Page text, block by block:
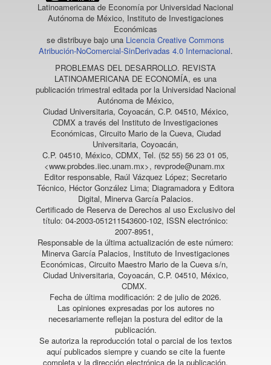
Latinoamericana de Economía por Universidad Nacional
Autónoma de México, Instituto de Investigaciones
Económicas
se distribuye bajo una Licencia Creative Commons
Atribución-NoComercial-SinDerivadas 4.0 Internacional.
PROBLEMAS DEL DESARROLLO. REVISTA
LATINOAMERICANA DE ECONOMÍA, es una
publicación trimestral editada por la Universidad Nacional
Autónoma de México,
Ciudad Universitaria, Coyoacán, C.P. 04510, México,
CDMX a través del Instituto de Investigaciones
Económicas, Circuito Mario de la Cueva, Ciudad
Universitaria, Coyoacán,
C.P. 04510, México, CDMX, Tel. (52 55) 56 23 01 05,
<www.probdes.iiec.unam.mx>, revprode@unam.mx
Editor responsable, Raúl Vázquez López; Secretario
Técnico, Héctor González Lima; Diagramadora y Editora
Digital, Minerva García Palacios.
Certificado de Reserva de Derechos al uso Exclusivo del
título: 04-2003-051211543600-102, ISSN electrónico:
2007-8951,
Responsable de la última actualización de este número:
Minerva García Palacios, Instituto de Investigaciones
Económicas, Circuito Maestro Mario de la Cueva s/n,
Ciudad Universitaria, Coyoacán, C.P. 04510, México,
CDMX.
Fecha de última modificación: 2 de julio de 2026.
Las opiniones expresadas por los autores no
necesariamente reflejan la postura del editor de la
publicación.
Se autoriza la reproducción total o parcial de los textos
aquí publicados siempre y cuando se cite la fuente
completa y la dirección electrónica de la publicación.